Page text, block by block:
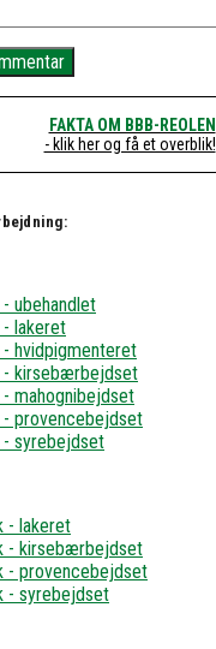
FAKTA OM BBB-REOLEN
- klik her og få et overblik!
- ubehandlet
- lakeret
- hvidpigmenteret
- kirsebærbejdset
- mahognibejdset
- provencebejdset
- syrebejdset
- lakeret
- kirsebærbejdset
- provencebejdset
- syrebejdset